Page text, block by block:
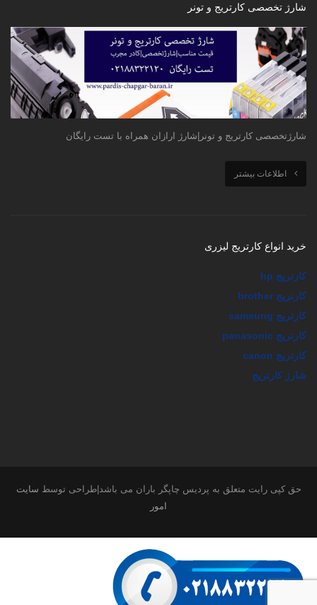
شارژ تخصصی کارتریج و تونر
شارژتخصصی کارتریج و تونر|شارژ ارازان همراه با تست رایگان
اطلاعات بیشتر
خرید انواع کارتریج لیزری
کارتریج hp
کارتریج brother
کارتریج samsung
کارتریج panasonic
کارتریج canon
شارژ کارتریج
حق کپی رایت متعلق به پردیس چاپگر باران می باشد|طراحی توسط سایت
امور